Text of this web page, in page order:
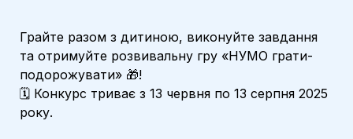
Грайте разом з дитиною, виконуйте завдання
та отримуйте розвивальну гру «НУМО грати-
подорожувати» 🎁!
🗓 Конкурс триває з 13 червня по 13 серпня 2025
року.